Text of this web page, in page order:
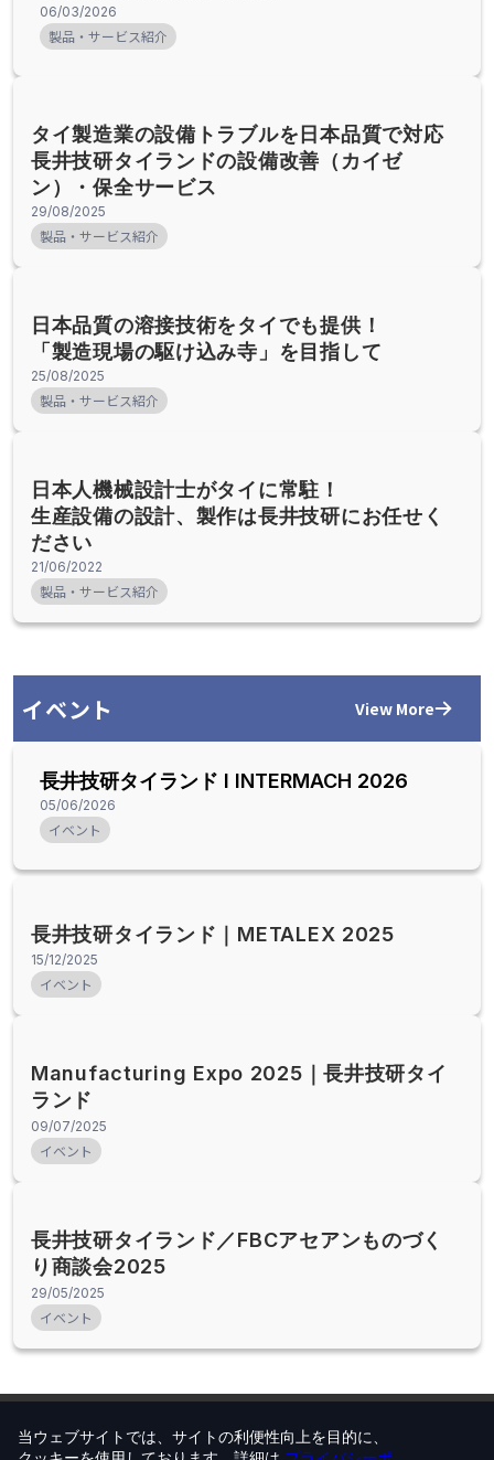
06/03/2026
製品・サービス紹介
タイ製造業の設備トラブルを日本品質で対応
長井技研タイランドの設備改善（カイゼ
ン）・保全サービス
29/08/2025
製品・サービス紹介
日本品質の溶接技術をタイでも提供！
「製造現場の駆け込み寺」を目指して
25/08/2025
製品・サービス紹介
日本人機械設計士がタイに常駐！
生産設備の設計、製作は長井技研にお任せく
ださい
21/06/2022
製品・サービス紹介
イベント View More
長井技研タイランド l INTERMACH 2026
05/06/2026
イベント
長井技研タイランド｜METALEX 2025
15/12/2025
イベント
Manufacturing Expo 2025｜長井技研タイ
ランド
09/07/2025
イベント
長井技研タイランド／FBCアセアンものづく
り商談会2025
29/05/2025
イベント
当ウェブサイトでは、サイトの利便性向上を目的に、